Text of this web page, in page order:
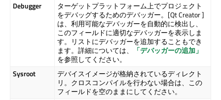
Debugger
ターゲットプラットフォーム上でプロジェクト
をデバッグするためのデバッガー。[Qt Creator]
は、利用可能なデバッガーを自動的に検出し、
このフィールドに適切なデバッガーを表示しま
す。リストにデバッガーを追加することもでき
ます。詳細については、
「デバッガーの追加」
を参照してください。
Sysroot
デバイスイメージが格納されているディレクト
リ。クロスコンパイルを行わない場合は、この
フィールドを空のままにしてください。